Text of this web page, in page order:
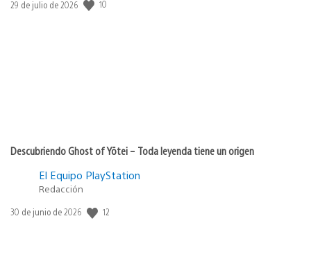
Fecha
29 de julio de 2026 10
Descubriendo Ghost of Yōtei – Toda leyenda tiene un origen
El Equipo PlayStation
Redacción
Fecha
30 de junio de 2026 12